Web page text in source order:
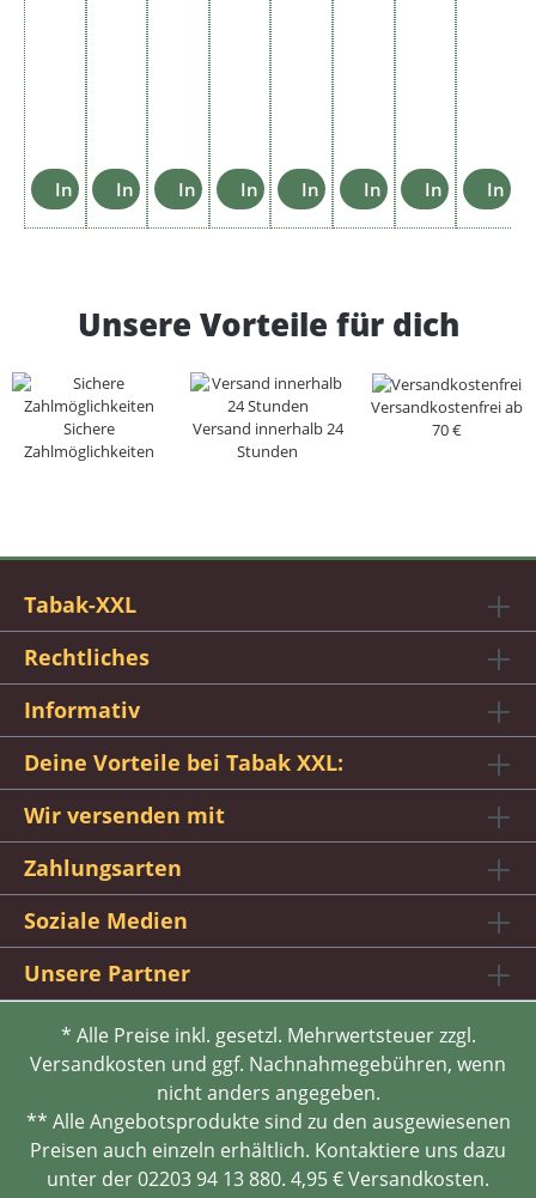
In den Warenkorb
In den Warenkorb
In den Warenkorb
In den Warenkorb
In den Warenkorb
In den Warenkorb
In den In
Unsere Vorteile für dich
Sichere
Zahlmöglichkeiten
Versand innerhalb 24
Stunden
Versandkostenfrei ab
70 €
Tabak-XXL
Rechtliches
Informativ
Deine Vorteile bei Tabak XXL:
Wir versenden mit
Zahlungsarten
Soziale Medien
Unsere Partner
* Alle Preise inkl. gesetzl. Mehrwertsteuer zzgl.
Versandkosten und ggf. Nachnahmegebühren, wenn
nicht anders angegeben.
** Alle Angebotsprodukte sind zu den ausgewiesenen
Preisen auch einzeln erhältlich. Kontaktiere uns dazu
unter der 02203 94 13 880. 4,95 € Versandkosten.